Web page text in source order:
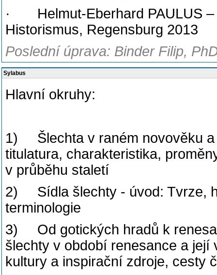
· Helmut-Eberhard PAULUS –
Historismus, Regensburg 2013
Poslední úprava: Binder Filip,
Sylabus
Hlavní okruhy:
1) Šlechta v raném novověku a
titulatura, charakteristika,
v průběhu staletí
2) Sídla šlechty - úvod: Tvrze,
terminologie
3) Od gotických hradů k
šlechty v období renesance a
kultury a inspirační zdroje, cesty